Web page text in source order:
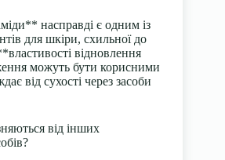
насправді є одним із
для шкіри, схильної до
відновлення
можуть бути корисними
від сухості через засоби
від інших